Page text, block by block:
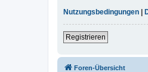
Nutzungsbedingungen |
Registrieren
Foren-Übersicht